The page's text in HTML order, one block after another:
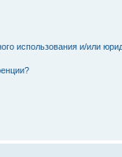
использования и/или